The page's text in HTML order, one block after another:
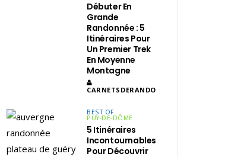
Débuter En
Grande
Randonnée : 5
Itinéraires Pour
Un Premier Trek
En Moyenne
Montagne
CARNETSDERANDO
BEST OF
PUY-DE-DÔME
5 Itinéraires
Incontournables
Pour Découvrir